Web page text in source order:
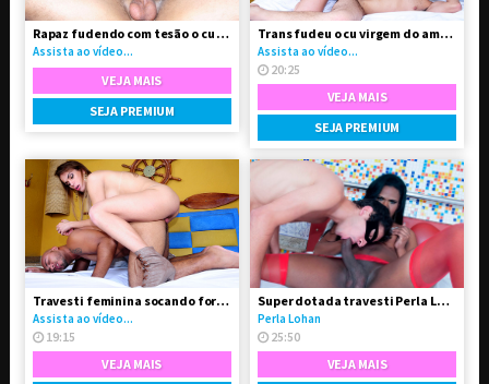
Rapaz fudendo com tesão o cu da amiga travesti Adriana
Assista ao vídeo...
VEJA MAIS
SEJA PREMIUM
Trans fudeu o cu virgem do amigo da faculdade
Assista ao vídeo...
20:25
VEJA MAIS
SEJA PREMIUM
Travesti feminina socando forte no Boy peludinho
Assista ao vídeo...
19:15
VEJA MAIS
Super dotada travesti Perla Lohan fodeu o garotão
Perla Lohan
25:50
VEJA MAIS